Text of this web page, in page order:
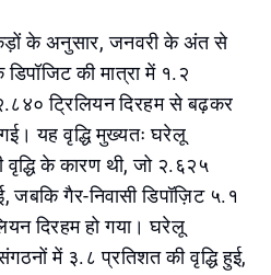
के अनुसार, जनवरी के अंत से
की मात्रा में १.२
ट्रिलियन दिरहम से बढ़कर
यह वृद्धि मुख्यतः घरेलू
के कारण थी, जो २.६२५
जबकि गैर-निवासी डिपॉज़िट ५.१
दिरहम हो गया। घरेलू
में ३.८ प्रतिशत की वृद्धि हुई,